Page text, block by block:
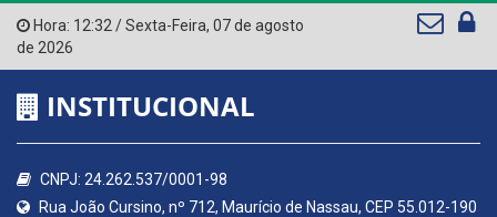
Hora: 12:32 /Sexta-Feira, 07 de agosto
de 2026
INSTITUCIONAL
CNPJ: 24.262.537/0001-98
Rua João Cursino, nº 712, Maurício de Nassau, CEP 55.012-190